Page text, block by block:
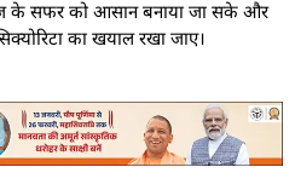
के सफर को आसान बनाया जा सके और
का खयाल रखा जाए।